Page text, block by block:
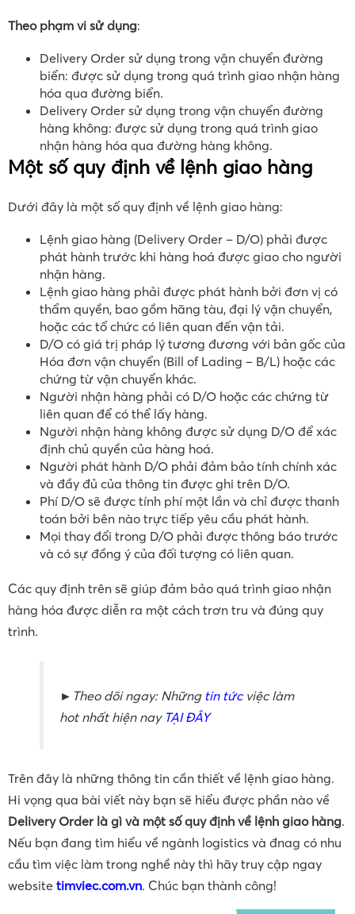
Theo phạm vi sử dụng:
Delivery Order sử dụng trong vận chuyển đường
biển: được sử dụng trong quá trình giao nhận hàng
hóa qua đường biển.
Delivery Order sử dụng trong vận chuyển đường
hàng không: được sử dụng trong quá trình giao
nhận hàng hóa qua đường hàng không.
Một số quy định về lệnh giao hàng
Dưới đây là một số quy định về lệnh giao hàng:
Lệnh giao hàng (Delivery Order – D/O) phải được
phát hành trước khi hàng hoá được giao cho người
nhận hàng.
Lệnh giao hàng phải được phát hành bởi đơn vị có
thẩm quyền, bao gồm hãng tàu, đại lý vận chuyển,
hoặc các tổ chức có liên quan đến vận tải.
D/O có giá trị pháp lý tương đương với bản gốc của
Hóa đơn vận chuyển (Bill of Lading – B/L) hoặc các
chứng từ vận chuyển khác.
Người nhận hàng phải có D/O hoặc các chứng từ
liên quan để có thể lấy hàng.
Người nhận hàng không được sử dụng D/O để xác
định chủ quyền của hàng hoá.
Người phát hành D/O phải đảm bảo tính chính xác
và đầy đủ của thông tin được ghi trên D/O.
Phí D/O sẽ được tính phí một lần và chỉ được thanh
toán bởi bên nào trực tiếp yêu cầu phát hành.
Mọi thay đổi trong D/O phải được thông báo trước
và có sự đồng ý của đối tượng có liên quan.
Các quy định trên sẽ giúp đảm bảo quá trình giao nhận
hàng hóa được diễn ra một cách trơn tru và đúng quy
trình.
►Theo dõi ngay: Những tin tứcviệc làm
hot nhất hiện nay TẠI ĐÂY
Trên đây là những thông tin cần thiết về lệnh giao hàng.
Hi vọng qua bài viết này bạn sẽ hiểu được phần nào về
Delivery Order là gì và một số quy định về lệnh giao hàng.
Nếu bạn đang tìm hiểu về ngành logistics và đnag có nhu
cầu tìm việc làm trong nghề này thì hãy truy cập ngay
website timviec.com.vn. Chúc bạn thành công!